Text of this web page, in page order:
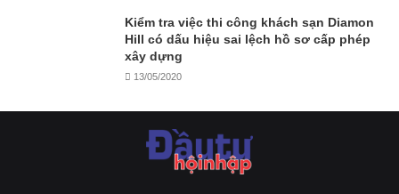
Kiểm tra việc thi công khách sạn Diamon
Hill có dấu hiệu sai lệch hồ sơ cấp phép
xây dựng
13/05/2020